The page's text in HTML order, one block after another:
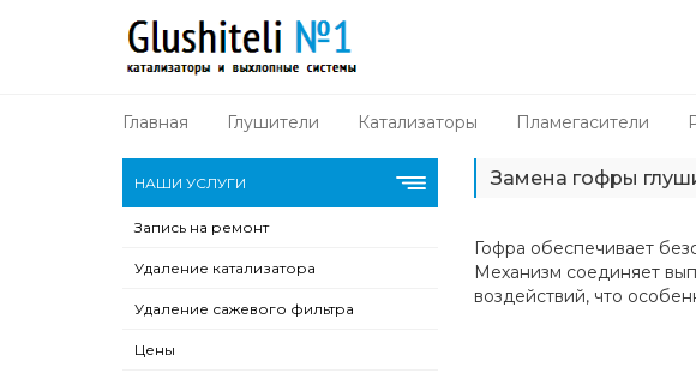
Главная Глушители Катализаторы Пламегасители
НАШИ УСЛУГИ
Запись на ремонт
Удаление катализатора
Удаление сажевого фильтра
Цены
Замена гофры
Гофра обеспечивает
Механизм соединяет
воздействий, что